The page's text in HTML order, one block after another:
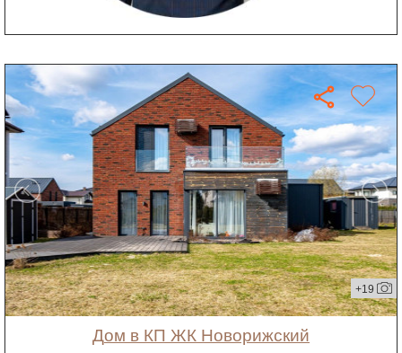
+19
дом в КП ЖК Новорижский